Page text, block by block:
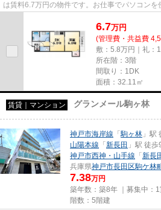
は賃料6.7万円の物件です。お仕事でパソコン
6.7万円
(管理費・共益費
敷：5.8万円｜礼：1
所在階：3階
間取り：1DK
面積：32.11㎡
賃貸｜マンション グランメール駒ヶ林
神戸市海岸線 「駒ヶ林 」駅
山陽本線 「 新長田 」駅 徒歩
神戸市西神・山手線 「 新長
兵庫県神戸市長田区駒ケ林
7.38万円
築年数：築8年 ｜募集中：
階数：5階建